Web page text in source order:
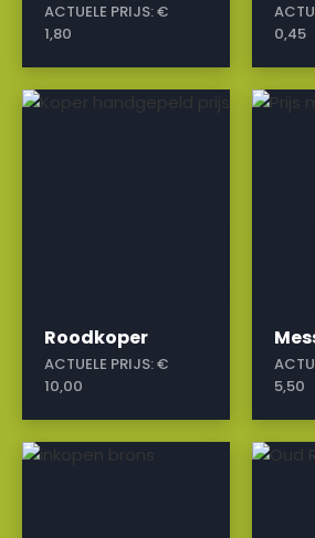
ACTUELE PRIJS:€
1,80
0,45
Roodkoper
ACTUELE PRIJS:€
10,00
a
5,50
a
a a